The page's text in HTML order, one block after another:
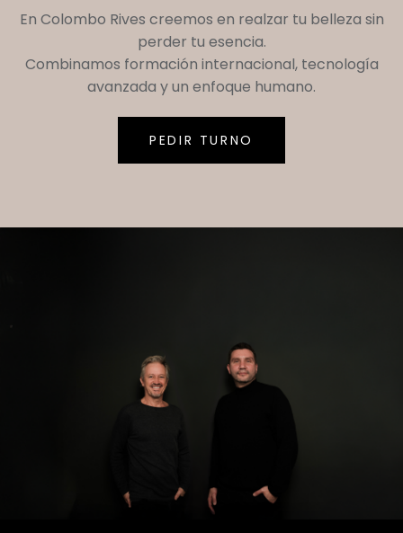
En Colombo Rives creemos en realzar tu belleza sin
perder tu esencia.
Combinamos formación internacional, tecnología
avanzada y un enfoque humano.
PEDIR TURNO